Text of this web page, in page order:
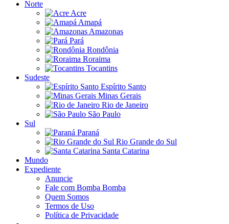
Norte
Acre
Amapá
Amazonas
Pará
Rondônia
Roraima
Tocantins
Sudeste
Espírito Santo
Minas Gerais
Rio de Janeiro
São Paulo
Sul
Paraná
Rio Grande do Sul
Santa Catarina
Mundo
Expediente
Anuncie
Fale com Bomba Bomba
Quem Somos
Termos de Uso
Política de Privacidade